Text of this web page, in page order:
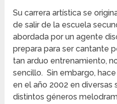
Su carrera artística se
de salir de la escuela
abordada por un agente
prepara para ser cantante
tan arduo entrenamiento,
sencillo. Sin embargo,
en el año 2002 en diversas
distintos géneros